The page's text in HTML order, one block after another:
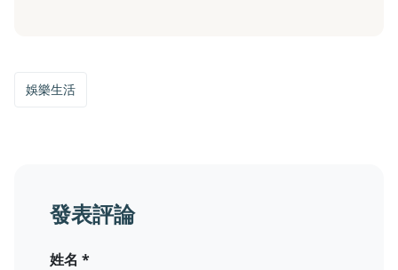
娛樂生活
發表評論
姓名 *